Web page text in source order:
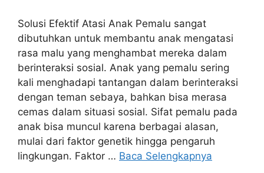
Solusi Efektif Atasi Anak Pemalu sangat
dibutuhkan untuk membantu anak mengatasi
rasa malu yang menghambat mereka dalam
berinteraksi sosial. Anak yang pemalu sering
kali menghadapi tantangan dalam berinteraksi
dengan teman sebaya, bahkan bisa merasa
cemas dalam situasi sosial. Sifat pemalu pada
anak bisa muncul karena berbagai alasan,
mulai dari faktor genetik hingga pengaruh
lingkungan. Faktor … Baca Selengkapnya